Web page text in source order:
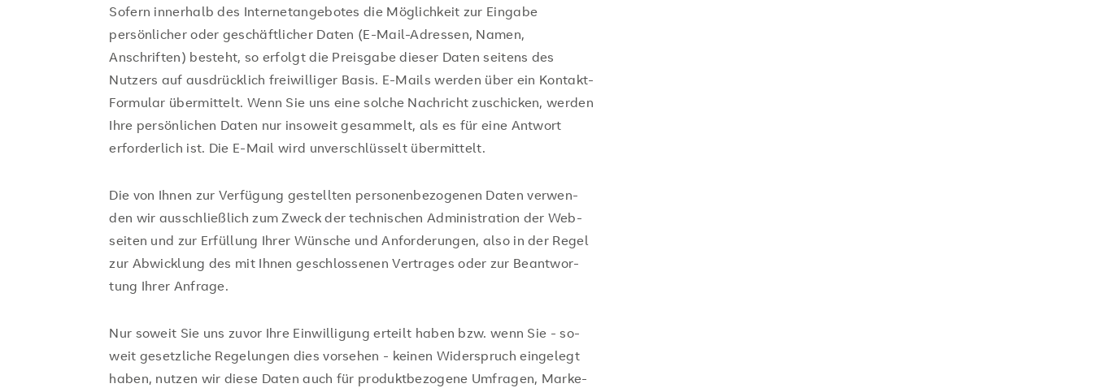
Sofern innerhalb des Internetangebotes die Möglichkeit zur Eingabe
persönlicher oder geschäftlicher Daten (E-Mail-Adressen, Namen,
Anschriften) besteht, so erfolgt die Preisgabe dieser Daten seitens des
Nutzers auf ausdrücklich freiwilliger Basis. E-Mails werden über ein Kontakt-
Formular übermittelt. Wenn Sie uns eine solche Nachricht zuschicken, werden
Ihre persönlichen Daten nur insoweit gesammelt, als es für eine Antwort
erforderlich ist. Die E-Mail wird unverschlüsselt übermittelt.
Die von Ihnen zur Ver­fü­gung ge­stell­ten per­so­nen­be­zo­ge­nen Daten ver­wen­
den wir aus­schlie­ß­lich zum Zweck der tech­ni­schen Ad­mi­nis­tra­ti­on der Web­
sei­ten und zur Er­fül­lung Ihrer Wün­sche und An­for­de­run­gen, also in der Regel
zur Ab­wick­lung des mit Ihnen ge­schlos­se­nen Ver­tra­ges oder zur Be­ant­wor­
tung Ihrer An­fra­ge.
Nur soweit Sie uns zuvor Ihre Ein­wil­li­gung er­teilt haben bzw. wenn Sie - so­
weit ge­setz­li­che Re­ge­lun­gen dies vor­se­hen - kei­nen Wi­der­spruch ein­ge­legt
haben, nut­zen wir diese Daten auch für pro­dukt­be­zo­ge­ne Um­fra­gen, Mar­ke­